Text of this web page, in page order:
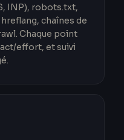
INP), robots.txt,
chaînes de
Chaque point
effort, et suivi